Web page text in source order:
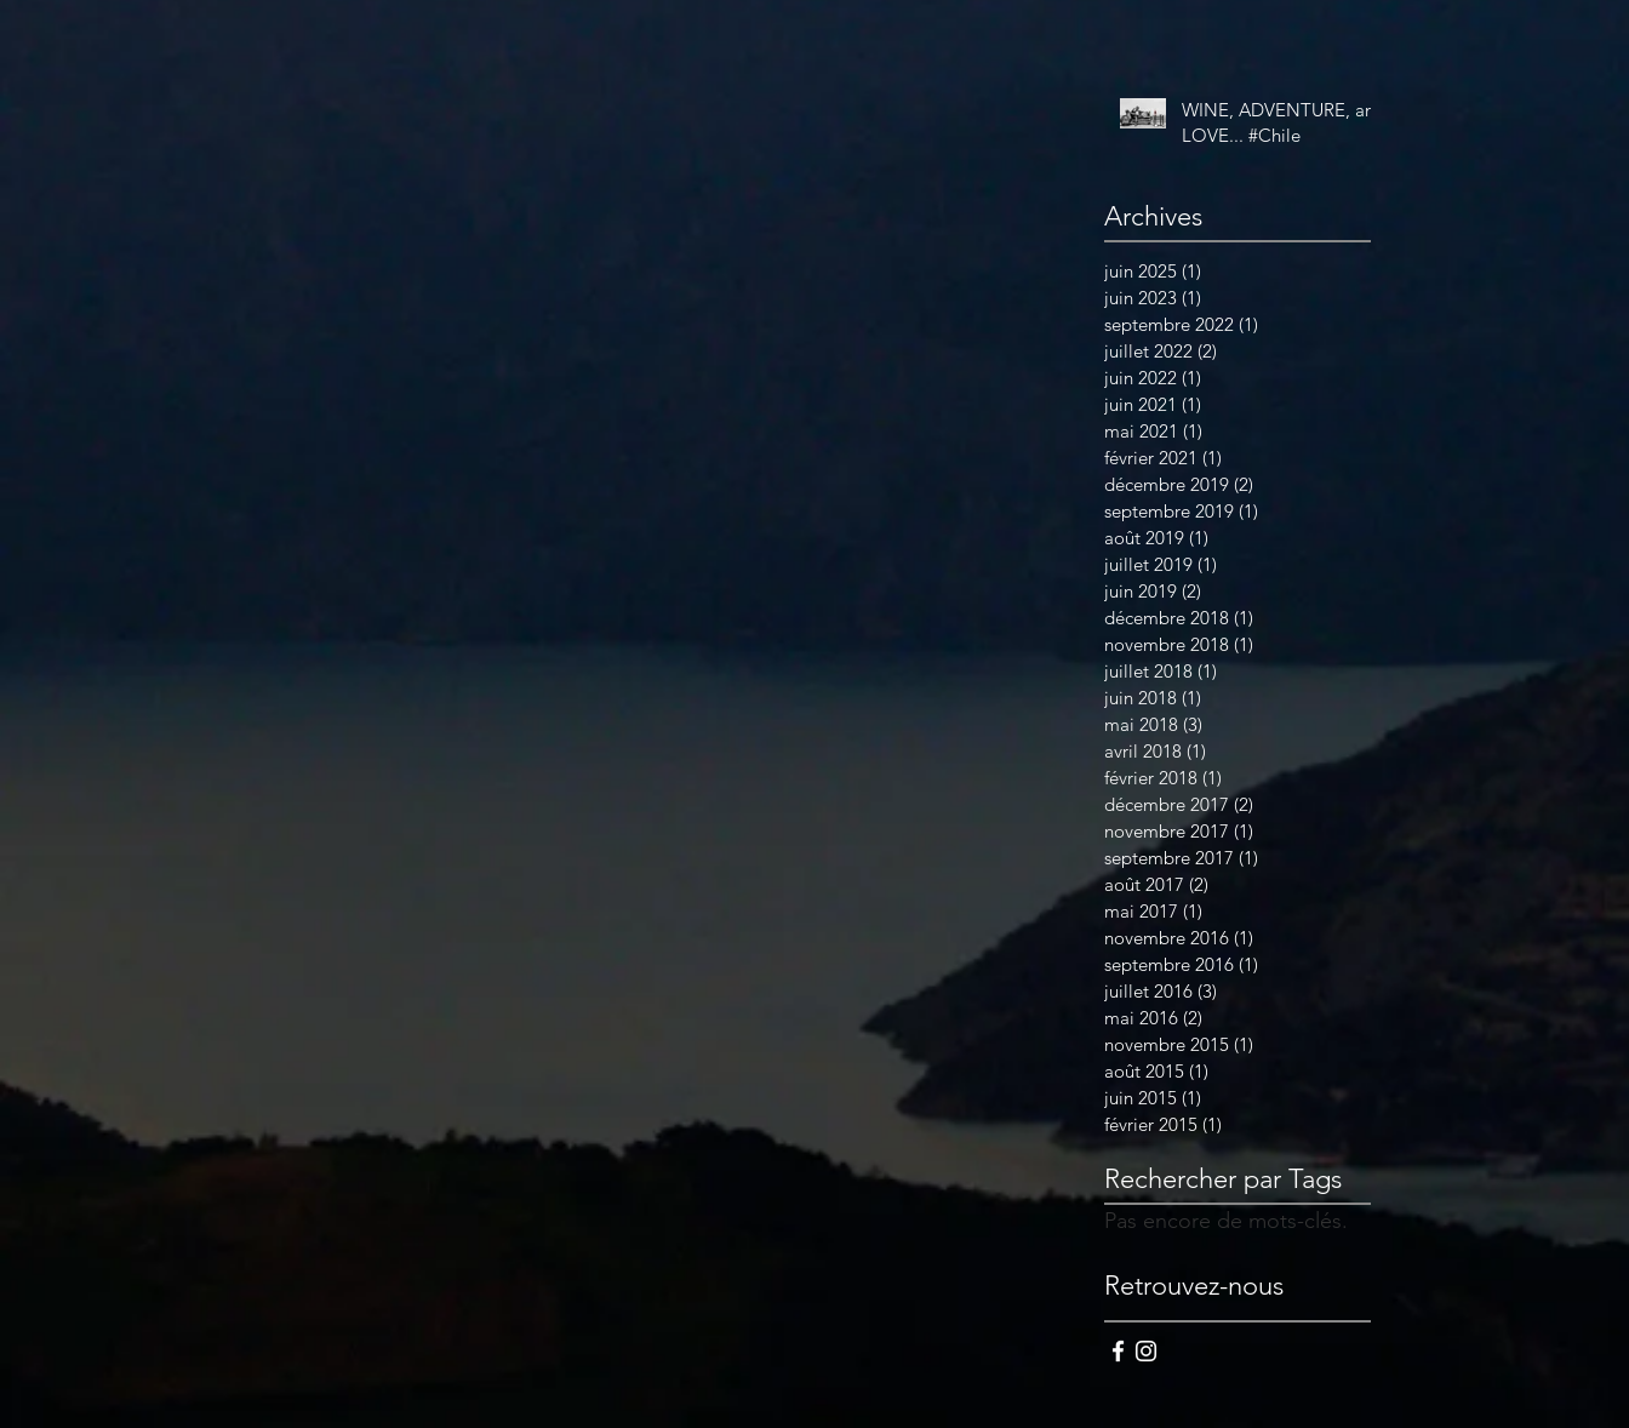
WINE, ADVENTURE, and
LOVE... #Chile
Archives
juin 2025 (1)
juin 2023 (1)
septembre 2022 (1)
juillet 2022 (2)
juin 2022 (1)
juin 2021 (1)
mai 2021 (1)
février 2021 (1)
décembre 2019 (2)
septembre 2019 (1)
août 2019 (1)
juillet 2019 (1)
juin 2019 (2)
décembre 2018 (1)
novembre 2018 (1)
juillet 2018 (1)
juin 2018 (1)
mai 2018 (3)
avril 2018 (1)
février 2018 (1) 1 post
décembre 2017 (2)
novembre 2017 (1)
septembre 2017 (1)
août 2017 (2)
mai 2017 (1)
novembre 2016 (1)
septembre 2016 (1)
juillet 2016 (3)
mai 2016 (2)
novembre 2015 (1)
août 2015 (1)
juin 2015 (1)
février 2015 (1)
Rechercher par Tags
Pas encore de mots-clés.
Retrouvez-nous